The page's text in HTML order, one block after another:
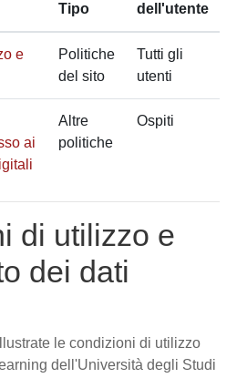
Tipo
dell'utente
e
Politiche
del sito
Tutti gli
utenti
ai
Altre
politiche
Ospiti
di utilizzo e
dei dati
le condizioni di utilizzo
dell'Università degli Studi